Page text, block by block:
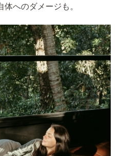
へのダメージも。